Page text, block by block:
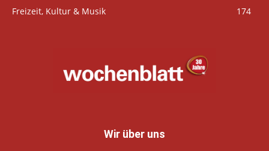
Freizeit, Kultur & Musik
174
Wir über uns